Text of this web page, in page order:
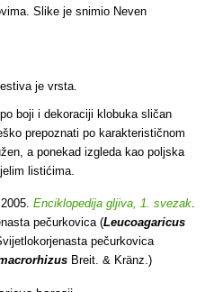
Slike je snimio Neven
je vrsta.
boji i dekoraciji klobuka sličan
prepoznati po karakterističnom
a ponekad izgleda kao poljska
listićima.
Enciklopedija gljiva, 1. svezak.
pečurkovica (Leucoagaricus
pečurkovica
Breit. & Kränz.)